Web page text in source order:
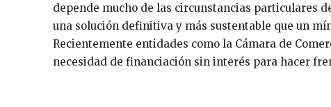
depende mucho de las circunstancias particulares
una solución definitiva y más sustentable que un
Recientemente entidades como la Cámara de
necesidad de financiación sin interés para hacer